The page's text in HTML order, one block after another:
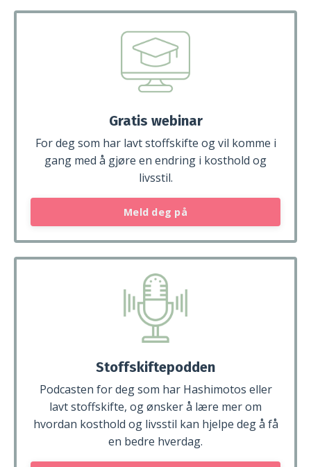
Gratis webinar
For deg som har lavt stoffskifte og vil komme i
gang med å gjøre en endring i kosthold og
livsstil.
Meld deg på
Stoffskiftepodden
Podcasten for deg som har Hashimotos eller
lavt stoffskifte, og ønsker å lære mer om
hvordan kosthold og livsstil kan hjelpe deg å få
en bedre hverdag.